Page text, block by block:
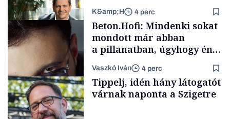
Elszámoltatás
TÁMOGATÓI
TARTALOM
K&amp;H 4 perc
Beton.Hofi: Mindenki sokat
mondott már abban
a pillanatban, úgyhogy én
a legsarkosabb
gondolataimat akartam
kimondani
Vaszkó Iván 4 perc
Tippelj, idén hány látogatót
várnak naponta a Szigetre